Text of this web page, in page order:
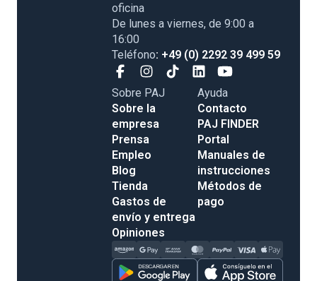
oficina
De lunes a viernes, de 9:00 a
16:00
Teléfono: +49 (0) 2292 39 499 59
Sobre PAJ
Sobre la
empresa
Prensa
Empleo
Blog
Tienda
Gastos de
envío y entrega
Opiniones
Ayuda
Contacto
PAJ FINDER
Portal
Manuales de
instrucciones
Métodos de
pago